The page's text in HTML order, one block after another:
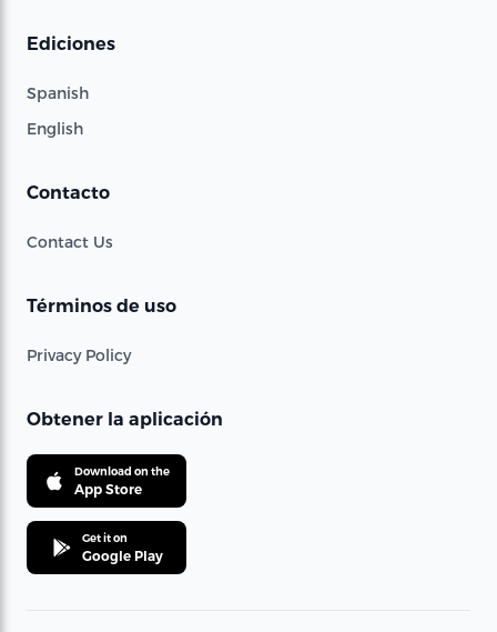
Ediciones
Spanish
English
Contacto
Contact Us
Términos de uso
Privacy Policy
Obtener la aplicación
Download on the
App Store
Get it on
Google Play